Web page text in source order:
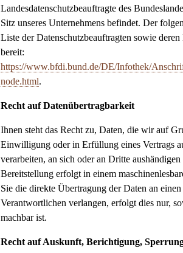
Landesdatenschutzbeauftragte des
Sitz unseres Unternehmens befindet. Der
Liste der Datenschutzbeauftragten sowie
bereit:
https://www.bfdi.bund.de/DE/Infothek/
node.html.
Recht auf Datenübertragbarkeit
Ihnen steht das Recht zu, Daten, die wir auf
Einwilligung oder in Erfüllung eines Vertrags
verarbeiten, an sich oder an Dritte
Bereitstellung erfolgt in einem
Sie die direkte Übertragung der Daten an einen
Verantwortlichen verlangen, erfolgt dies nur,
machbar ist.
Recht auf Auskunft, Berichtigung,